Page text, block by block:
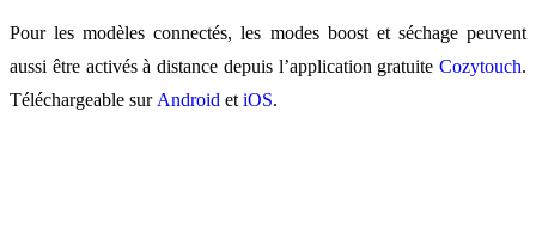
Pour les modèles connectés, les modes boost et séchage peuvent
aussi être activés à distance depuis l’application gratuite Cozytouch.
Téléchargeable sur Android et iOS.